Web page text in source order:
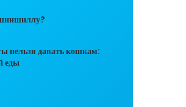
нельзя давать кошкам:
еды